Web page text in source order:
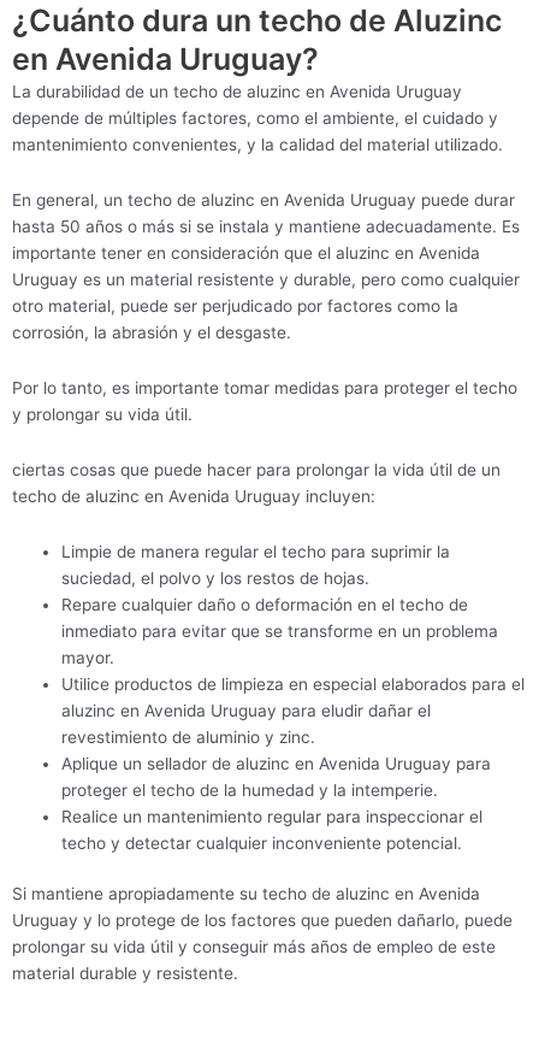
¿Cuánto dura un techo de Aluzinc
en Avenida Uruguay?
La durabilidad de un techo de aluzinc en Avenida Uruguay
depende de múltiples factores, como el ambiente, el cuidado y
mantenimiento convenientes, y la calidad del material utilizado.
En general, un techo de aluzinc en Avenida Uruguay puede durar
hasta 50 años o más si se instala y mantiene adecuadamente. Es
importante tener en consideración que el aluzinc en Avenida
Uruguay es un material resistente y durable, pero como cualquier
otro material, puede ser perjudicado por factores como la
corrosión, la abrasión y el desgaste.
Por lo tanto, es importante tomar medidas para proteger el techo
y prolongar su vida útil.
ciertas cosas que puede hacer para prolongar la vida útil de un
techo de aluzinc en Avenida Uruguay incluyen:
Limpie de manera regular el techo para suprimir la
suciedad, el polvo y los restos de hojas.
Repare cualquier daño o deformación en el techo de
inmediato para evitar que se transforme en un problema
mayor.
Utilice productos de limpieza en especial elaborados para el
aluzinc en Avenida Uruguay para eludir dañar el
revestimiento de aluminio y zinc.
Aplique un sellador de aluzinc en Avenida Uruguay para
proteger el techo de la humedad y la intemperie.
Realice un mantenimiento regular para inspeccionar el
techo y detectar cualquier inconveniente potencial.
Si mantiene apropiadamente su techo de aluzinc en Avenida
Uruguay y lo protege de los factores que pueden dañarlo, puede
prolongar su vida útil y conseguir más años de empleo de este
material durable y resistente.